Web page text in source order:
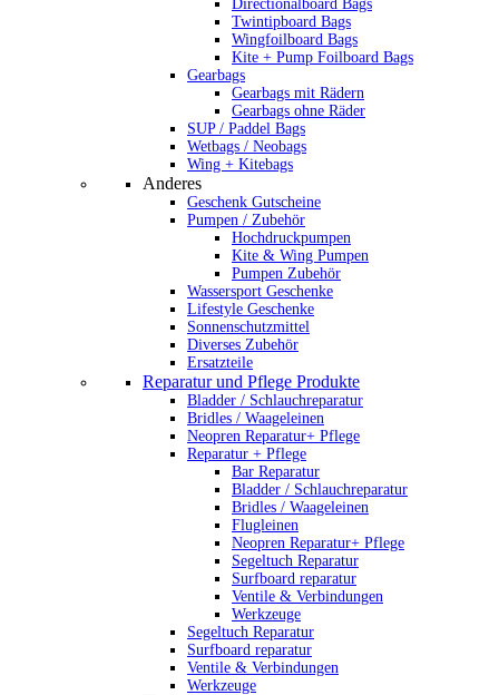
Directionalboard Bags
Twintipboard Bags
Wingfoilboard Bags
Kite + Pump Foilboard Bags
Gearbags
Gearbags mit Rädern
Gearbags ohne Räder
SUP / Paddel Bags
Wetbags / Neobags
Wing + Kitebags
Anderes
Geschenk Gutscheine
Pumpen / Zubehör
Hochdruckpumpen
Kite & Wing Pumpen
Pumpen Zubehör
Wassersport Geschenke
Lifestyle Geschenke
Sonnenschutzmittel
Diverses Zubehör
Ersatzteile
Reparatur und Pflege Produkte
Bladder / Schlauchreparatur
Bridles / Waageleinen
Neopren Reparatur+ Pflege
Reparatur + Pflege
Bar Reparatur
Bladder / Schlauchreparatur
Bridles / Waageleinen
Flugleinen
Neopren Reparatur+ Pflege
Segeltuch Reparatur
Surfboard reparatur
Ventile & Verbindungen
Werkzeuge
Segeltuch Reparatur
Surfboard reparatur
Ventile & Verbindungen
Werkzeuge